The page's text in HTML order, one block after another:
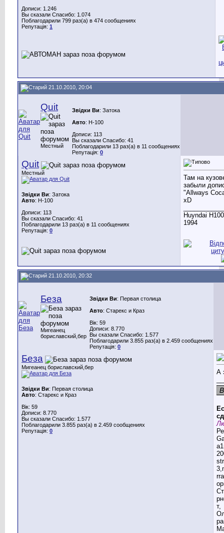
Дописи: 1.246
Вы сказали Спасибо: 1.074
Поблагодарили 799 раз(а) в 474 сообщениях
Репутація: 1
21.10.2010, 20:04
Quit
Местный
Звідки Ви: Затока
Авто: H-100
Дописи: 113
Вы сказали Спасибо: 41
Поблагодарили 13 раз(а) в 11 сообщениях
Репутація: 0
Quit
Местный
Звідки Ви: Затока
Авто: H-100
Дописи: 113
Вы сказали Спасибо: 41
Поблагодарили 13 раз(а) в 11 сообщениях
Репутація: 0
Там на
забыли
"Allways
xD
Huyndai
1994
21.10.2010, 20:32
Беза
Мигеанец
бориславский,бер
Звідки Ви: Первая столица
Авто: Старекс и Краз
Вік: 59
Дописи: 8.770
Вы сказали Спасибо: 1.577
Поблагодарили 3.855 раз(а) в 2.459 сообщениях
Репутація: 0
Беза
Мигеанец бориславский,бер
Звідки Ви: Первая столица
Авто: Старекс и Краз
Вік: 59
Дописи: 8.770
Вы сказали Спасибо: 1.577
Поблагодарили 3.855 раз(а) в 2.459 сообщениях
Репутація: 0
А
т,